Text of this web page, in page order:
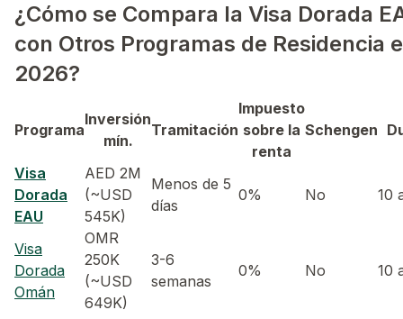
¿Cómo se Compara la Visa Dorada
con Otros Programas de Residencia
2026?
Programa
Inversión
mín.
Tramitación
Impuesto
sobre la
renta
Schengen
Visa
Dorada
EAU
AED 2M
(~USD
545K)
Menos de 5
días
0% No 10
Visa
Dorada
Omán
OMR
250K
(~USD
649K)
3-6
semanas
0% No 10